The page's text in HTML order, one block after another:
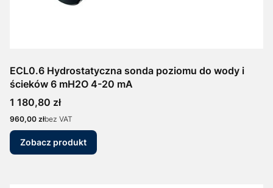
ECL0.6 Hydrostatyczna sonda poziomu do wody i
ścieków 6 mH2O 4-20 mA
Cena
1 180,80 zł
Cena
960,00 złbez VAT
Zobacz produkt